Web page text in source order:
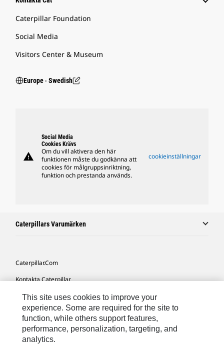
Caterpillar Foundation
Social Media
Visitors Center & Museum
Europe ‧ Swedish
warning
Social Media
Cookies Krävs
Om du vill aktivera den här
funktionen måste du godkänna att
cookies för målgruppsinriktning,
funktion och prestanda används.
cookieinställningar
Caterpillars Varumärken
Caterpillar.com
Kontakta Caterpillar
Mina Marknadsföringspreferenser
Platskarta
Cookie Settings
This site uses cookies to improve your
experience. Some are required for the site to
function, while others support features,
performance, personalization, targeting, and
analytics.